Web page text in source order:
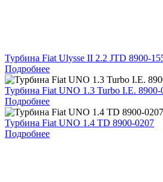
Турбина Fiat Ulysse II 2.2 JTD 8900-
Подробнее
Турбина Fiat UNO 1.3 Turbo I.E. 8900-
Подробнее
Турбина Fiat UNO 1.4 TD 8900-0207
Подробнее